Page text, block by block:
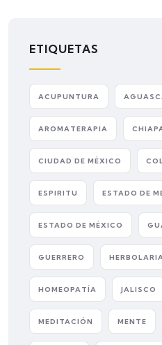
ETIQUETAS
ACUPUNTURA
AROMATERAPIA
CIUDAD DE MÉXICO
ESPIRITU ESTADO DE
ESTADO DE MÉXICO
GUERRERO
HOMEOPATÍA JALISCO
MEDITACIÓN MENTE